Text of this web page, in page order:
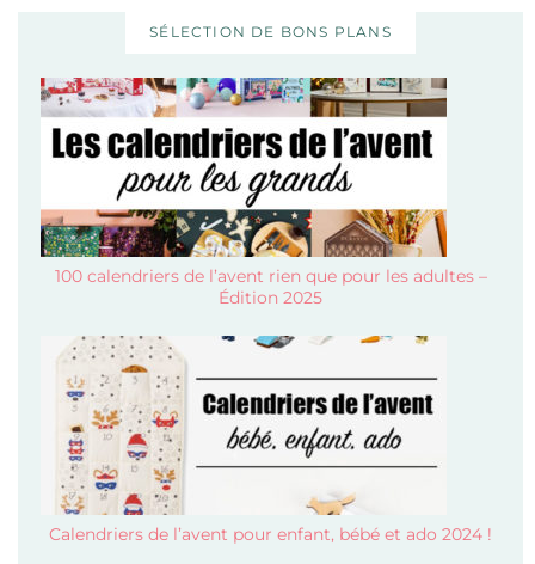
SÉLECTION DE BONS PLANS
100 calendriers de l’avent rien que pour les adultes –
Édition 2025
Calendriers de l’avent pour enfant, bébé et ado 2024 !